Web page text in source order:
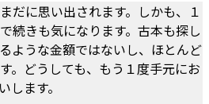
だに思い出されます。しかも、１
続きも気になります。古本も探し
ような金額ではないし、ほとんど
。どうしても、もう１度手元にお
します。